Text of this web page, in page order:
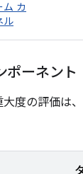
ム カ
ル
ポーネント
大度の評価は